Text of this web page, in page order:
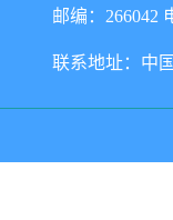
邮编：266042
联系地址：中